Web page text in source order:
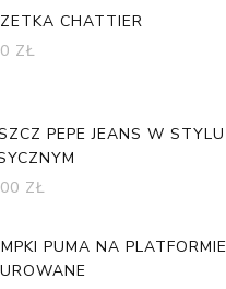
CHATTIER
ZŁ
PEPE JEANS W STYLU
ZŁ
PUMA NA PLATFORMIE